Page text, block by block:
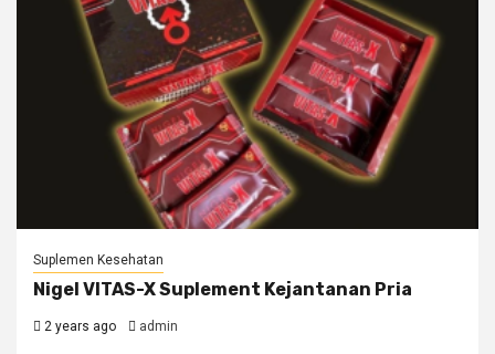
Suplemen Kesehatan
Nigel VITAS-X Suplement Kejantanan Pria
2 years ago admin